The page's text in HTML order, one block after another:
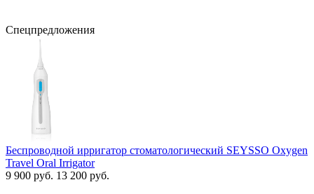
Спецпредложения
Беспроводной ирригатор стоматологический SEYSSO Oxygen
Travel Oral Irrigator
9 900 руб. 13 200 руб.